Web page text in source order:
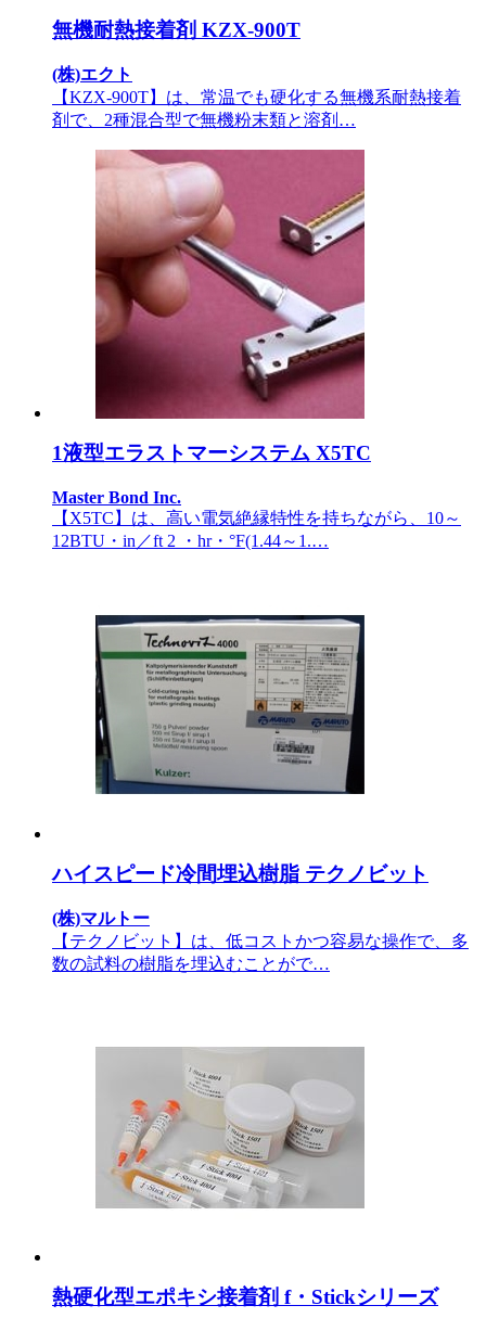
無機耐熱接着剤 KZX-900T
(株)エクト
【KZX-900T】は、常温でも硬化する無機系耐熱接着
剤で、2種混合型で無機粉末類と溶剤…
1液型エラストマーシステム X5TC
Master Bond Inc.
【X5TC】は、高い電気絶縁特性を持ちながら、10～
12BTU・in／ft 2 ・hr・°F(1.44～1.…
ハイスピード冷間埋込樹脂 テクノビット
(株)マルトー
【テクノビット】は、低コストかつ容易な操作で、多
数の試料の樹脂を埋込むことがで…
熱硬化型エポキシ接着剤 f・Stickシリーズ